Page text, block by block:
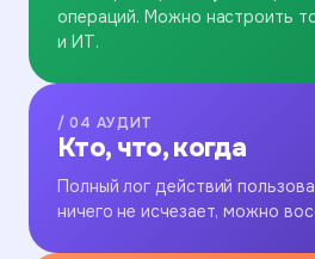
операций. Можно настроить
и ИТ.
/ 04 АУДИТ
Кто, что, когда
Полный лог действий
ничего не исчезает, можно